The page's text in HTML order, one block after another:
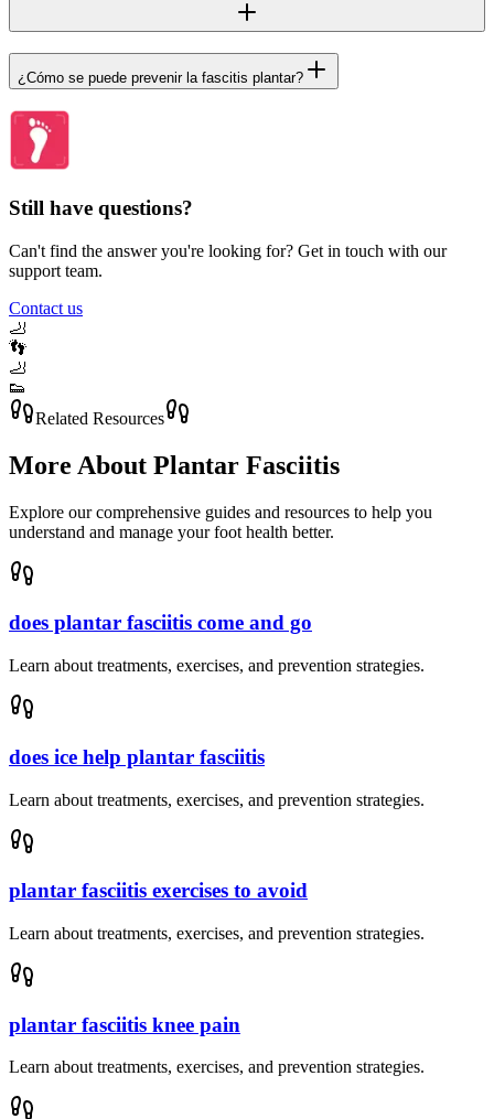
¿Cómo se puede prevenir la fascitis plantar?
Still have questions?
Can't find the answer you're looking for? Get in touch with our
support team.
Contact us
🦶
👣
🦶
👟
Related Resources
More About Plantar Fasciitis
Explore our comprehensive guides and resources to help you
understand and manage your foot health better.
does plantar fasciitis come and go
Learn about treatments, exercises, and prevention strategies.
does ice help plantar fasciitis
Learn about treatments, exercises, and prevention strategies.
plantar fasciitis exercises to avoid
Learn about treatments, exercises, and prevention strategies.
plantar fasciitis knee pain
Learn about treatments, exercises, and prevention strategies.